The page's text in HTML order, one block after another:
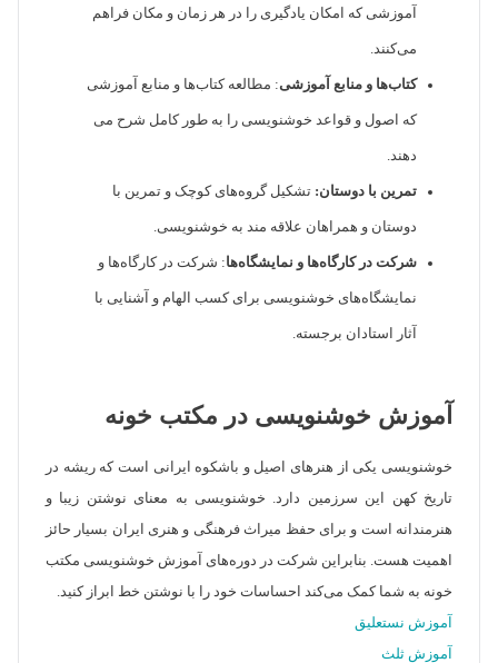
آموزشی که امکان یادگیری را در هر زمان و مکان فراهم
می‌کنند.
کتاب‌ها و منابع آموزشی: مطالعه کتاب‌ها و منابع آموزشی
که اصول و قواعد خوشنویسی را به طور کامل شرح می
دهند.
تمرین با دوستان: تشکیل گروه‌های کوچک و تمرین با
دوستان و همراهان علاقه مند به خوشنویسی.
شرکت در کارگاه‌ها و نمایشگاه‌ها: شرکت در کارگاه‌ها و
نمایشگاه‌های خوشنویسی برای کسب الهام و آشنایی با
آثار استادان برجسته.
آموزش خوشنویسی در مکتب خونه
خوشنویسی یکی از هنرهای اصیل و باشکوه ایرانی است که ریشه در
تاریخ کهن این سرزمین دارد. خوشنویسی به معنای نوشتن زیبا و
هنرمندانه است و برای حفظ میراث فرهنگی و هنری ایران بسیار حائز
اهمیت هست. بنابراین شرکت در دوره‌های آموزش خوشنویسی مکتب
خونه به شما کمک می‌کند احساسات خود را با نوشتن خط ابراز کنید.
آموزش نستعلیق
آموزش ثلث